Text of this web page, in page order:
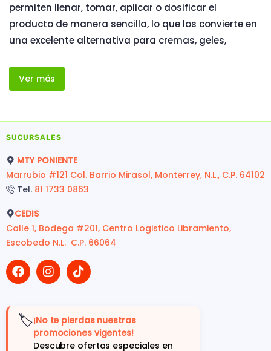
permiten llenar, tomar, aplicar o dosificar el
producto de manera sencilla, lo que los convierte en
una excelente alternativa para cremas, geles,
Ver más
SUCURSALES
MTY PONIENTE
Marrubio #121 Col. Barrio Mirasol, Monterrey, N.L., C.P. 64102
Tel. 81 1733 0863
CEDIS
Calle 1, Bodega #201, Centro Logistico Libramiento,
Escobedo N.L. C.P. 66064
🏷️¡No te pierdas nuestras
promociones vigentes!
Descubre ofertas especiales en